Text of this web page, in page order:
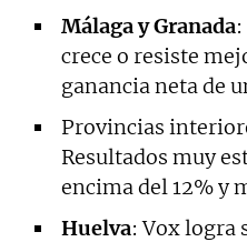
Málaga y Granada
crece o resiste
ganancia neta de
Provincias
Resultados muy
encima del 12% y
Huelva: Vox logra